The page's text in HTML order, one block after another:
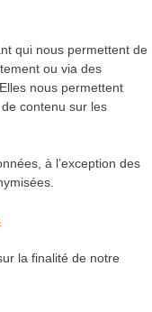
SUR LE
qui nous permettent de
ou via des
nous permettent
contenu sur les
à l’exception des
la finalité de notre